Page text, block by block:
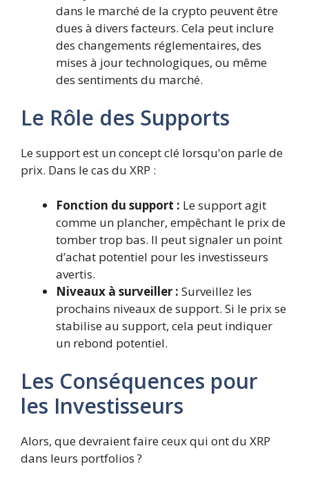
dans le marché de la crypto peuvent être
dues à divers facteurs. Cela peut inclure
des changements réglementaires, des
mises à jour technologiques, ou même
des sentiments du marché.
Le Rôle des Supports
Le support est un concept clé lorsqu'on parle de
prix. Dans le cas du XRP :
Fonction du support : Le support agit
comme un plancher, empêchant le prix de
tomber trop bas. Il peut signaler un point
d’achat potentiel pour les investisseurs
avertis.
Niveaux à surveiller : Surveillez les
prochains niveaux de support. Si le prix se
stabilise au support, cela peut indiquer
un rebond potentiel.
Les Conséquences pour
les Investisseurs
Alors, que devraient faire ceux qui ont du XRP
dans leurs portfolios ?